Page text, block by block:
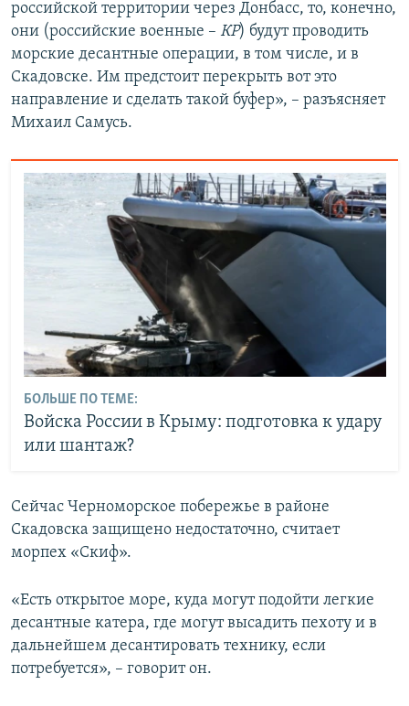
российской территории через Донбасс, то, конечно,
они (российские военные – КР) будут проводить
морские десантные операции, в том числе, и в
Скадовске. Им предстоит перекрыть вот это
направление и сделать такой буфер», – разъясняет
Михаил Самусь.
БОЛЬШЕ ПО ТЕМЕ:
Войска России в Крыму: подготовка к удару
или шантаж?
Сейчас Черноморское побережье в районе
Скадовска защищено недостаточно, считает
морпех «Скиф».
«Есть открытое море, куда могут подойти легкие
десантные катера, где могут высадить пехоту и в
дальнейшем десантировать технику, если
потребуется», – говорит он.